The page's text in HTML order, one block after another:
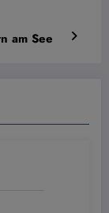
am See